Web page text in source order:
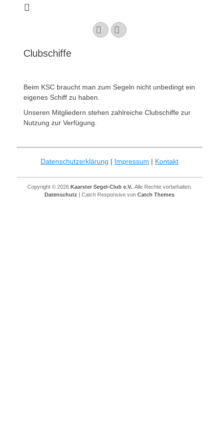
YouTubeInstagram
Clubschiffe
Beim KSC braucht man zum Segeln nicht unbedingt ein
eigenes Schiff zu haben.
Unseren Mitgliedern stehen zahlreiche Clubschiffe zur
Nutzung zur Verfügung.
Datenschutzerklärung | Impressum | Kontakt
Copyright © 2026 Kaarster Segel-Club e.V.. Alle Rechte vorbehalten.
Datenschutz | Catch Responsive von Catch Themes